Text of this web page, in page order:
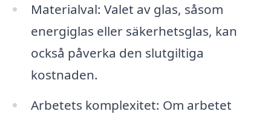
Materialval: Valet av glas, såsom
energiglas eller säkerhetsglas, kan
också påverka den slutgiltiga
kostnaden.
Arbetets komplexitet: Om arbetet